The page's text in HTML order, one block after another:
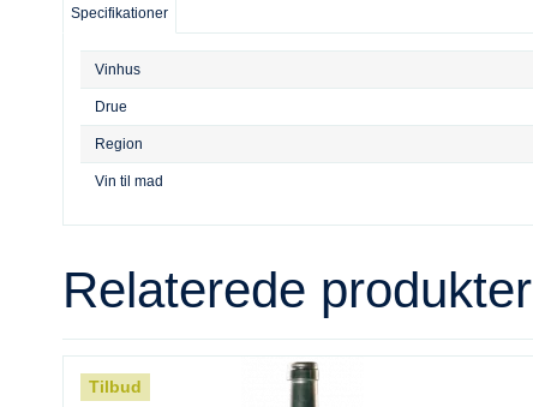
Specifikationer
Vinhus
Drue
Region
Vin til mad
Relaterede produkter
Tilbud